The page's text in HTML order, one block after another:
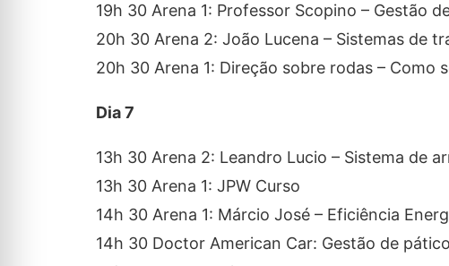
19h 30 Arena 1: Professor Scopino – Gestão
20h 30 Arena 2: João Lucena – Sistemas de
20h 30 Arena 1: Direção sobre rodas –
Dia 7
13h 30 Arena 2: Leandro Lucio – Sistema de
13h 30 Arena 1: JPW Curso
14h 30 Arena 1: Márcio José – Eficiência
14h 30 Doctor American Car: Gestão de